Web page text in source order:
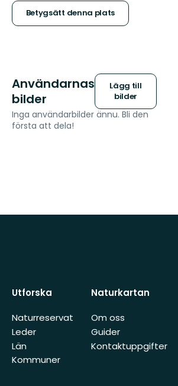
stjärnor
Betygsätt denna plats
Användarnas
bilder
Lägg till
bilder
Inga användarbilder ännu. Bli den
första att dela!
Utforska
Naturreservat
Leder
Län
Kommuner
Naturkartan
Om oss
Guider
Kontaktuppgifter